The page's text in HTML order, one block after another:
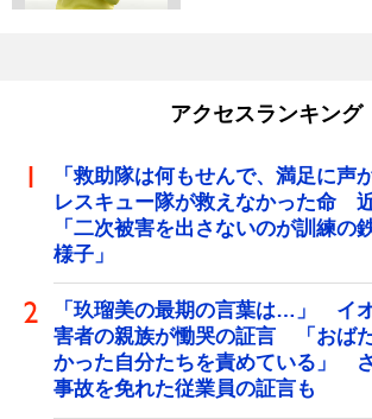
アクセスランキング
「救助隊は何もせんで、満足に声
レスキュー隊が救えなかった命
「二次被害を出さないのが訓練の
様子」
「玖瑠美の最期の言葉は…」 イ
害者の親族が慟哭の証言 「おば
かった自分たちを責めている」
事故を免れた従業員の証言も